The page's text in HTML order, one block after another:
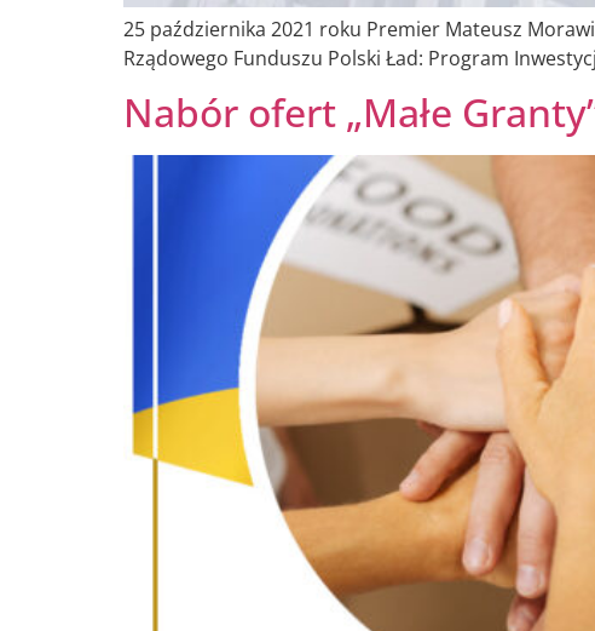
25 października 2021 roku Premier Mateusz
Rządowego Funduszu Polski Ład: Program
Nabór ofert „Małe